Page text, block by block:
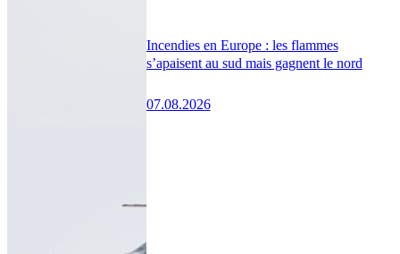
Incendies en Europe : les flammes
s’apaisent au sud mais gagnent le nord
07.08.2026